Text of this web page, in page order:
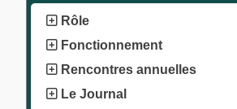
Rôle
Fonctionnement
Rencontres annuelles
Le Journal